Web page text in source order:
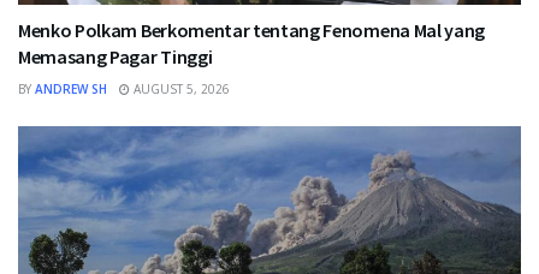
Menko Polkam Berkomentar tentang Fenomena Mal yang
Memasang Pagar Tinggi
BY ANDREW SH AUGUST 5, 2026